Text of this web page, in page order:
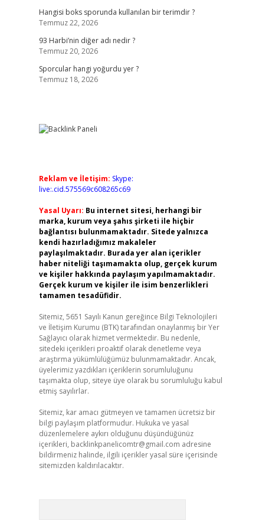
Hangisi boks sporunda kullanılan bir terimdir ?
Temmuz 22, 2026
93 Harbi’nin diğer adı nedir ?
Temmuz 20, 2026
Sporcular hangi yoğurdu yer ?
Temmuz 18, 2026
Reklam ve İletişim: Skype:
live:.cid.575569c608265c69
Yasal Uyarı: Bu internet sitesi, herhangi bir
marka, kurum veya şahıs şirketi ile hiçbir
bağlantısı bulunmamaktadır. Sitede yalnızca
kendi hazırladığımız makaleler
paylaşılmaktadır. Burada yer alan içerikler
haber niteliği taşımamakta olup, gerçek kurum
ve kişiler hakkında paylaşım yapılmamaktadır.
Gerçek kurum ve kişiler ile isim benzerlikleri
tamamen tesadüfidir.
Sitemiz, 5651 Sayılı Kanun gereğince Bilgi Teknolojileri
ve İletişim Kurumu (BTK) tarafından onaylanmış bir Yer
Sağlayıcı olarak hizmet vermektedir. Bu nedenle,
sitedeki içerikleri proaktif olarak denetleme veya
araştırma yükümlülüğümüz bulunmamaktadır. Ancak,
üyelerimiz yazdıkları içeriklerin sorumluluğunu
taşımakta olup, siteye üye olarak bu sorumluluğu kabul
etmiş sayılırlar.
Sitemiz, kar amacı gütmeyen ve tamamen ücretsiz bir
bilgi paylaşım platformudur. Hukuka ve yasal
düzenlemelere aykırı olduğunu düşündüğünüz
içerikleri, backlinkpanelicomtr@gmail.com adresine
bildirmeniz halinde, ilgili içerikler yasal süre içerisinde
sitemizden kaldırılacaktır.